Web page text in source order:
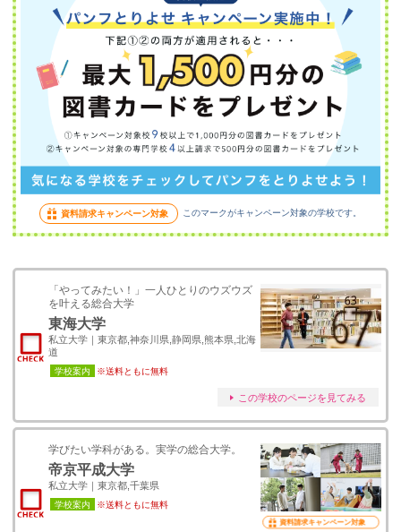
資料請求キャンペーン対象 このマークがキャンペーン対象の学校です。
「やってみたい！」一人ひとりのウズウズ
を叶える総合大学
東海大学
私立大学｜東京都,神奈川県,静岡県,熊本県,北海
道
学校案内 ※送料ともに無料
この学校のページを見てみる
学びたい学科がある。実学の総合大学。
帝京平成大学
私立大学｜東京都,千葉県
学校案内 ※送料ともに無料
資料請求キャンペーン対象